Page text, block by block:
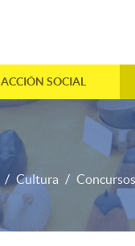
ACCIÓN SOCIAL
Cultura